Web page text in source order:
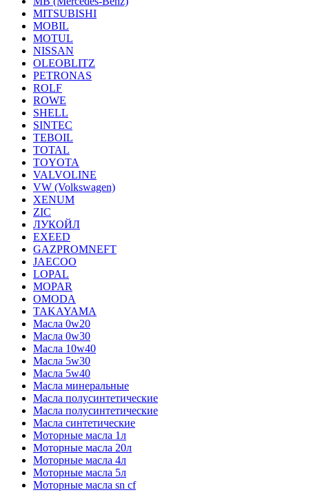
MITSUBISHI
MOBIL
MOTUL
NISSAN
OLEOBLITZ
PETRONAS
ROLF
ROWE
SHELL
SINTEC
TEBOIL
TOTAL
TOYOTA
VALVOLINE
VW (Volkswagen)
XENUM
ZIC
ЛУКОЙЛ
EXEED
GAZPROMNEFT
JAECOO
LOPAL
MOPAR
OMODA
TAKAYAMA
Масла 0w20
Масла 0w30
Масла 10w40
Масла 5w30
Масла 5w40
Масла минеральные
Масла полусинтетические
Масла полусинтетические
Масла синтетические
Моторные масла 1л
Моторные масла 20л
Моторные масла 4л
Моторные масла 5л
Моторные масла sn cf